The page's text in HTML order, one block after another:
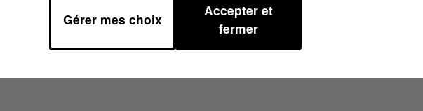
Gérer mes choix
Accepter et
fermer